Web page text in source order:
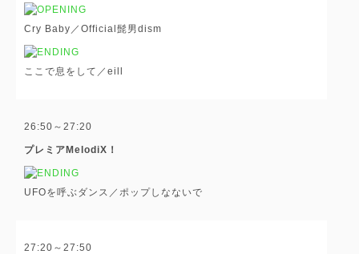
Cry Baby／Official髭男dism
ここで息をして／eill
26:50～27:20
プレミアMelodiX！
UFOを呼ぶダンス／ポップしなないで
27:20～27:50